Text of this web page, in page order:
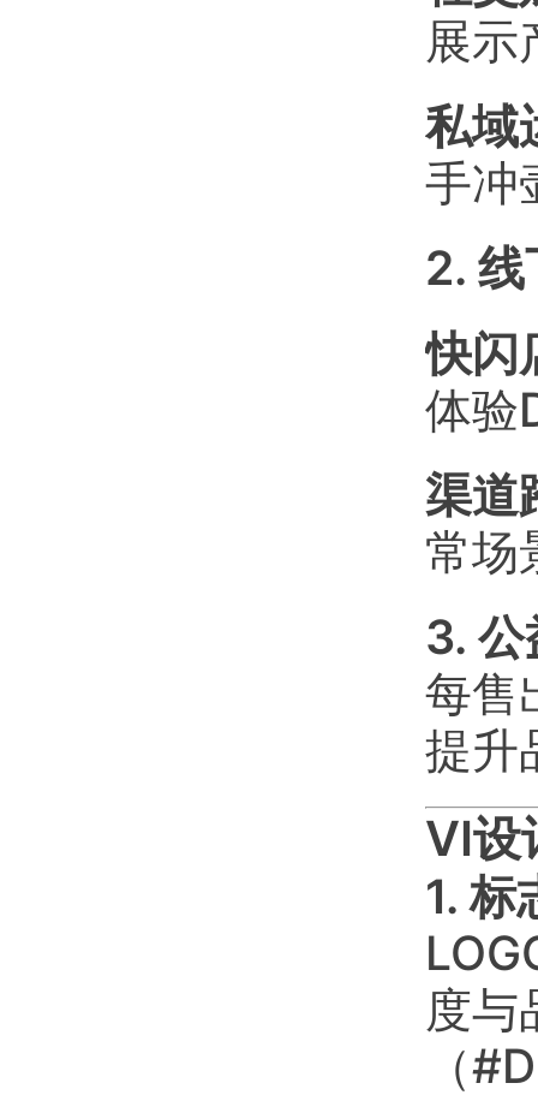
展示
私域
手冲
2.
快闪
体验
渠道
常场
3.
每售
提升
VI设
1. 标
度与
（